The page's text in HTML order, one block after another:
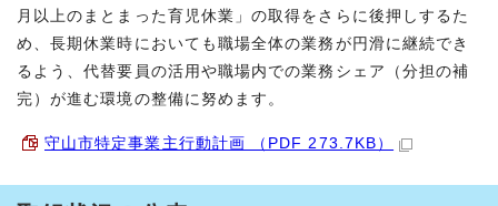
月以上のまとまった育児休業」の取得をさらに後押しするた
め、長期休業時においても職場全体の業務が円滑に継続でき
るよう、代替要員の活用や職場内での業務シェア（分担の補
完）が進む環境の整備に努めます。
守山市特定事業主行動計画 （PDF 273.7KB）